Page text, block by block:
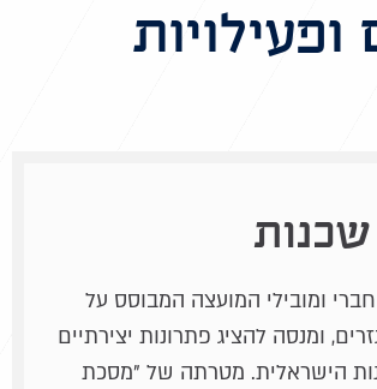
ופעילויות
ומובילי המועצה המבוסס על
ומנסה להציג פתרונות יצירתיים
הישראלית. מטרתה של "מסכת